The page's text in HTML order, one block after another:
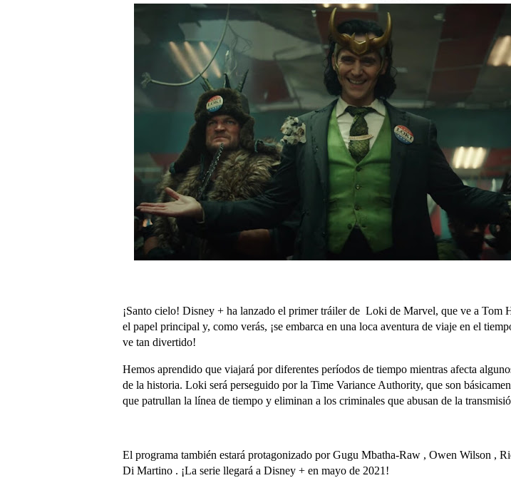
¡Santo cielo! Disney + ha lanzado el primer tráiler de Loki de Marvel, que ve a Tom
el papel principal y, como verás, ¡se embarca en una loca aventura de viaje en el
ve tan divertido!
Hemos aprendido que viajará por diferentes períodos de tiempo mientras afecta
de la historia. Loki será perseguido por la Time Variance Authority, que son
que patrullan la línea de tiempo y eliminan a los criminales que abusan de la
El programa también estará protagonizado por Gugu Mbatha-Raw , Owen Wilson ,
Di Martino . ¡La serie llegará a Disney + en mayo de 2021!